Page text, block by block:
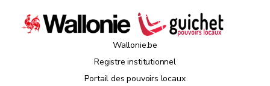
Wallonie.be
Registre institutionnel
Portail des pouvoirs locaux